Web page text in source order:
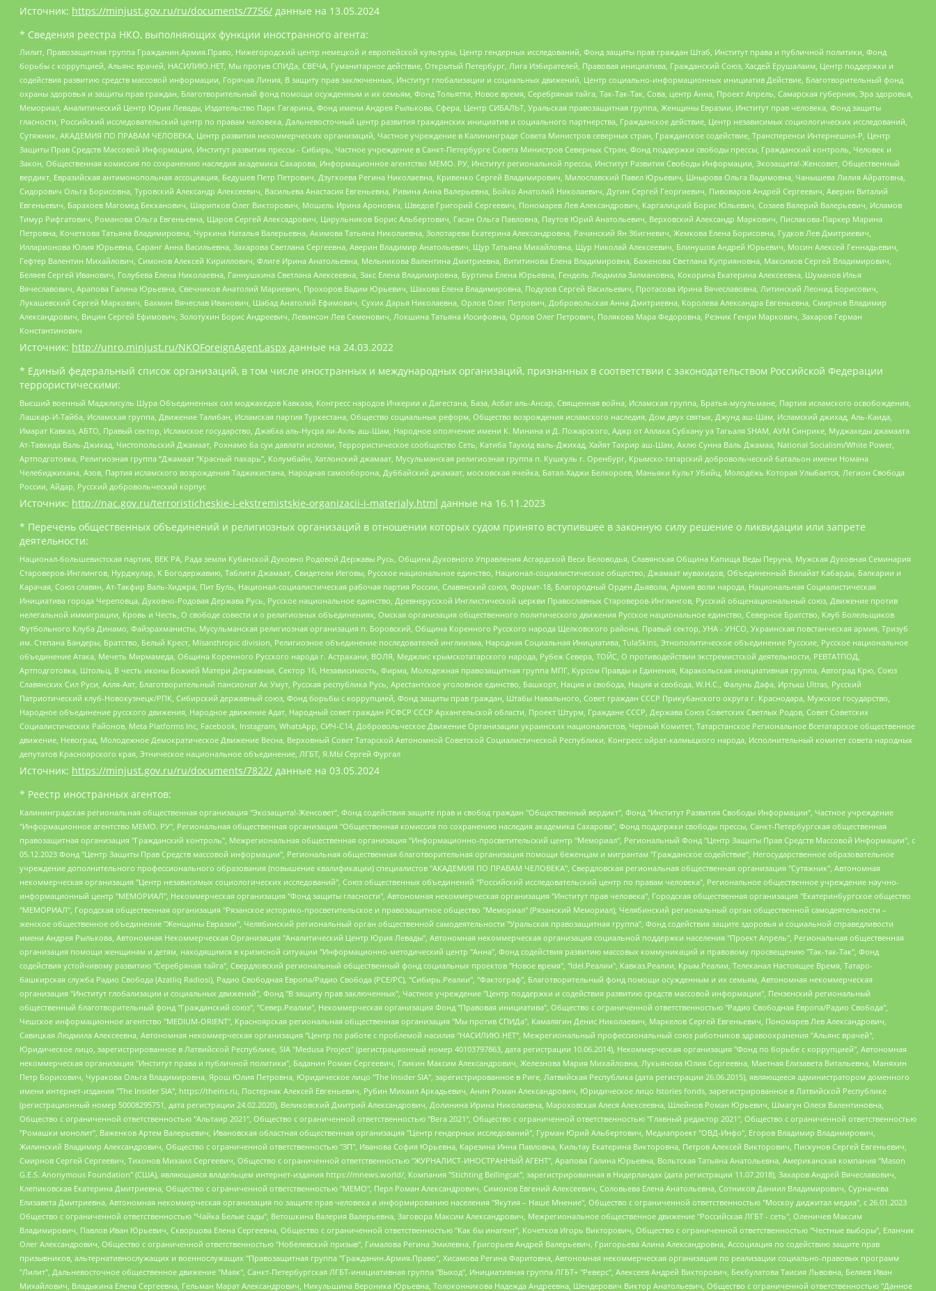
Источник: https://minjust.gov.ru/ru/documents/7756/ данные на 13.05.2024
* Сведения реестра НКО, выполняющих функции иностранного агента:
Лилит, Правозащитная группа Гражданин.Армия.Право, Нижегородский центр немецкой и европейской культуры, Центр гендерных исследований, Фонд защиты прав граждан Штаб, Институт права и публичной политики, Фонд
борьбы с коррупцией, Альянс врачей, НАСИЛИЮ.НЕТ, Мы против СПИДа, СВЕЧА, Гуманитарное действие, Открытый Петербург, Лига Избирателей, Правовая инициатива, Гражданский Союз, Хасдей Ерушалаим, Центр поддержки и
содействия развитию средств массовой информации, Горячая Линия, В защиту прав заключенных, Институт глобализации и социальных движений, Центр социально-информационных инициатив Действие, Благотворительный фонд
охраны здоровья и защиты прав граждан, Благотворительный фонд помощи осужденным и их семьям, Фонд Тольятти, Новое время, Серебряная тайга, Так-Так-Так, Сова, центр Анна, Проект Апрель, Самарская губерния, Эра здоровья,
Мемориал, Аналитический Центр Юрия Левады, Издательство Парк Гагарина, Фонд имени Андрея Рылькова, Сфера, Центр СИБАЛЬТ, Уральская правозащитная группа, Женщины Евразии, Институт прав человека, Фонд защиты
гласности, Российский исследовательский центр по правам человека, Дальневосточный центр развития гражданских инициатив и социального партнерства, Гражданское действие, Центр независимых социологических исследований,
Сутяжник, АКАДЕМИЯ ПО ПРАВАМ ЧЕЛОВЕКА, Центр развития некоммерческих организаций, Частное учреждение в Калининграде Совета Министров северных стран, Гражданское содействие, Трансперенси Интернешнл-Р, Центр
Защиты Прав Средств Массовой Информации, Институт развития прессы - Сибирь, Частное учреждение в Санкт-Петербурге Совета Министров Северных Стран, Фонд поддержки свободы прессы, Гражданский контроль, Человек и
Закон, Общественная комиссия по сохранению наследия академика Сахарова, Информационное агентство МЕМО. РУ, Институт региональной прессы, Институт Развития Свободы Информации, Экозащита!-Женсовет, Общественный
вердикт, Евразийская антимонопольная ассоциация, Бедушев Петр Петрович, Дзугкоева Регина Николаевна, Кривенко Сергей Владимирович, Милославский Павел Юрьевич, Шнырова Ольга Вадимовна, Чанышева Лилия Айратовна,
Сидорович Ольга Борисовна, Туровский Александр Алексеевич, Васильева Анастасия Евгеньевна, Ривина Анна Валерьевна, Бойко Анатолий Николаевич, Дугин Сергей Георгиевич, Пивоваров Андрей Сергеевич, Аверин Виталий
Евгеньевич, Барахоев Магомед Бекханович, Шарипков Олег Викторович, Мошель Ирина Ароновна, Шведов Григорий Сергеевич, Пономарев Лев Александрович, Каргалицкий Борис Юльевич, Созаев Валерий Валерьевич, Исламов
Тимур Рифгатович, Романова Ольга Евгеньевна, Щаров Сергей Алексадрович, Цирульников Борис Альбертович, Гасан Ольга Павловна, Паутов Юрий Анатольевич, Верховский Александр Маркович, Пислакова-Паркер Марина
Петровна, Кочеткова Татьяна Владимировна, Чуркина Наталья Валерьевна, Акимова Татьяна Николаевна, Золотарева Екатерина Александровна, Рачинский Ян Збигневич, Жемкова Елена Борисовна, Гудков Лев Дмитриевич,
Илларионова Юлия Юрьевна, Саранг Анна Васильевна, Захарова Светлана Сергеевна, Аверин Владимир Анатольевич, Щур Татьяна Михайловна, Щур Николай Алексеевич, Блинушов Андрей Юрьевич, Мосин Алексей Геннадьевич,
Гефтер Валентин Михайлович, Симонов Алексей Кириллович, Флиге Ирина Анатольевна, Мельникова Валентина Дмитриевна, Вититинова Елена Владимировна, Баженова Светлана Куприяновна, Максимов Сергей Владимирович,
Беляев Сергей Иванович, Голубева Елена Николаевна, Ганнушкина Светлана Алексеевна, Закс Елена Владимировна, Буртина Елена Юрьевна, Гендель Людмила Залмановна, Кокорина Екатерина Алексеевна, Шуманов Илья
Вячеславович, Арапова Галина Юрьевна, Свечников Анатолий Мариевич, Прохоров Вадим Юрьевич, Шахова Елена Владимировна, Подузов Сергей Васильевич, Протасова Ирина Вячеславовна, Литинский Леонид Борисович,
Лукашевский Сергей Маркович, Бахмин Вячеслав Иванович, Шабад Анатолий Ефимович, Сухих Дарья Николаевна, Орлов Олег Петрович, Добровольская Анна Дмитриевна, Королева Александра Евгеньевна, Смирнов Владимир
Александрович, Вицин Сергей Ефимович, Золотухин Борис Андреевич, Левинсон Лев Семенович, Локшина Татьяна Иосифовна, Орлов Олег Петрович, Полякова Мара Федоровна, Резник Генри Маркович, Захаров Герман
Константинович
Источник: http://unro.minjust.ru/NKOForeignAgent.aspx данные на 24.03.2022
* Единый федеральный список организаций, в том числе иностранных и международных организаций, признанных в соответствии с законодательством Российской Федерации
террористическими:
Высший военный Маджлисуль Шура Объединенных сил моджахедов Кавказа, Конгресс народов Ичкерии и Дагестана, База, Асбат аль-Ансар, Священная война, Исламская группа, Братья-мусульмане, Партия исламского освобождения,
Лашкар-И-Тайба, Исламская группа, Движение Талибан, Исламская партия Туркестана, Общество социальных реформ, Общество возрождения исламского наследия, Дом двух святых, Джунд аш-Шам, Исламский джихад, Аль-Каида,
Имарат Кавказ, АБТО, Правый сектор, Исламское государство, Джабха аль-Нусра ли-Ахль аш-Шам, Народное ополчение имени К. Минина и Д. Пожарского, Аджр от Аллаха Субхану уа Тагьаля SHAM, АУМ Синрике, Муджахеды джамаата
Ат-Тавхида Валь-Джихад, Чистопольский Джамаат, Рохнамо ба суи давлати исломи, Террористическое сообщество Сеть, Катиба Таухид валь-Джихад, Хайят Тахрир аш-Шам, Ахлю Сунна Валь Джамаа, National Socialism/White Power,
Артподготовка, Религиозная группа “Джамаат “Красный пахарь”, Колумбайн, Хатлонский джамаат, Мусульманская религиозная группа п. Кушкуль г. Оренбург, Крымско-татарский добровольческий батальон имени Номана
Челебиджихана, Азов, Партия исламского возрождения Таджикистана, Народная самооборона, Дуббайский джамаат, московская ячейка, Батал-Хаджи Белхороев, Маньяки Культ Убийц, Молодёжь Которая Улыбается, Легион Свобода
России, Айдар, Русский добровольческий корпус
Источник: http://nac.gov.ru/terroristicheskie-i-ekstremistskie-organizacii-i-materialy.html данные на 16.11.2023
* Перечень общественных объединений и религиозных организаций в отношении которых судом принято вступившее в законную силу решение о ликвидации или запрете
деятельности:
Национал-большевистская партия, ВЕК РА, Рада земли Кубанской Духовно Родовой Державы Русь, Община Духовного Управления Асгардской Веси Беловодья, Славянская Община Капища Веды Перуна, Мужская Духовная Семинария
Староверов-Инглингов, Нурджулар, К Богодержавию, Таблиги Джамаат, Свидетели Иеговы, Русское национальное единство, Национал-социалистическое общество, Джамаат мувахидов, Объединенный Вилайат Кабарды, Балкарии и
Карачая, Союз славян, Ат-Такфир Валь-Хиджра, Пит Буль, Национал-социалистическая рабочая партия России, Славянский союз, Формат-18, Благородный Орден Дьявола, Армия воли народа, Национальная Социалистическая
Инициатива города Череповца, Духовно-Родовая Держава Русь, Русское национальное единство, Древнерусской Инглистической церкви Православных Староверов-Инглингов, Русский общенациональный союз, Движение против
нелегальной иммиграции, Кровь и Честь, О свободе совести и о религиозных объединениях, Омская организация общественного политического движения Русское национальное единство, Северное Братство, Клуб Болельщиков
Футбольного Клуба Динамо, Файзрахманисты, Мусульманская религиозная организация п. Боровский, Община Коренного Русского народа Щелковского района, Правый сектор, УНА - УНСО, Украинская повстанческая армия, Тризуб
им. Степана Бандеры, Братство, Белый Крест, Misanthropic division, Религиозное объединение последователей инглиизма, Народная Социальная Инициатива, TulaSkins, Этнополитическое объединение Русские, Русское национальное
объединение Атака, Мечеть Мирмамеда, Община Коренного Русского народа г. Астрахани, ВОЛЯ, Меджлис крымскотатарского народа, Рубеж Севера, ТОЙС, О противодействии экстремистской деятельности, РЕВТАТПОД,
Артподготовка, Штольц, В честь иконы Божией Матери Державная, Сектор 16, Независимость, Фирма, Молодежная правозащитная группа МПГ, Курсом Правды и Единения, Каракольская инициативная группа, Автоград Крю, Союз
Славянских Сил Руси, Алля-Аят, Благотворительный пансионат Ак Умут, Русская республика Русь, Арестантское уголовное единство, Башкорт, Нация и свобода, Нация и свобода, W.H.С., Фалунь Дафа, Иртыш Ultras, Русский
Патриотический клуб-Новокузнецк/РПК, Сибирский державный союз, Фонд борьбы с коррупцией, Фонд защиты прав граждан, Штабы Навального, Совет граждан СССР Прикубанского округа г. Краснодара, Мужское государство,
Народное объединение русского движения, Народное движение Адат, Народный совет граждан РСФСР СССР Архангельской области, Проект Штурм, Граждане СССР, Держава Союз Советских Светлых Родов, Совет Советских
Социалистических Районов, Meta Platforms Inc, Facebook, Instagram, WhatsApp, СИЧ-С14, Добровольческое Движение Организации украинских националистов, Черный Комитет, Татарстанское Региональное Всетатарское общественное
движение, Невоград, Молодежное Демократическое Движение Весна, Верховный Совет Татарской Автономной Советской Социалистической Республики, Конгресс ойрат-калмыцкого народа, Исполнительный комитет совета народных
депутатов Красноярского края, Этническое национальное объединение, ЛГБТ, Я.МЫ Сергей Фургал
Источник: https://minjust.gov.ru/ru/documents/7822/ данные на 03.05.2024
* Реестр иностранных агентов:
Калининградская региональная общественная организация "Экозащита!-Женсовет", Фонд содействия защите прав и свобод граждан "Общественный вердикт", Фонд "Институт Развития Свободы Информации", Частное учреждение "Информационное агентство МЕМО. РУ", Региональная общественная организация "Общественная комиссия по сохранению наследия академика Сахарова", Фонд поддержки свободы прессы, Санкт-Петербургская общественная правозащитная организация "Гражданский контроль", Межрегиональная общественная организация "Информационно-просветительский центр "Мемориал", Региональный Фонд "Центр Защиты Прав Средств Массовой Информации", с 05.12.2023 Фонд "Центр Защиты Прав Средств массовой информации", Региональная общественная благотворительная организация помощи беженцам и мигрантам "Гражданское содействие", Негосударственное образовательное учреждение дополнительного профессионального образования (повышение квалификации) специалистов "АКАДЕМИЯ ПО ПРАВАМ ЧЕЛОВЕКА", Свердловская региональная общественная организация "Сутяжник", Автономная некоммерческая организация "Центр независимых социологических исследований", Союз общественных объединений "Российский исследовательский центр по правам человека", Региональное общественное учреждение научно-информационный центр "МЕМОРИАЛ", Некоммерческая организация "Фонд защиты гласности", Автономная некоммерческая организация "Институт прав человека", Городская общественная организация "Екатеринбургское общество "МЕМОРИАЛ", Городская общественная организация "Рязанское историко-просветительское и правозащитное общество "Мемориал" (Рязанский Мемориал), Челябинский региональный орган общественной самодеятельности – женское общественное объединение "Женщины Евразии", Челябинский региональный орган общественной самодеятельности "Уральская правозащитная группа", Фонд содействия защите здоровья и социальной справедливости имени Андрея Рылькова, Автономная Некоммерческая Организация "Аналитический Центр Юрия Левады", Автономная некоммерческая организация социальной поддержки населения "Проект Апрель", Региональная общественная организация помощи женщинам и детям, находящимся в кризисной ситуации "Информационно-методический центр "Анна", Фонд содействия развитию массовых коммуникаций и правовому просвещению "Так-так-Так", Фонд содействия устойчивому развитию "Серебряная тайга", Свердловский региональный общественный фонд социальных проектов "Новое время", "Idel.Реалии", Кавказ.Реалии, Крым.Реалии, Телеканал Настоящее Время, Татаро-башкирская служба Радио Свобода (Azatliq Radiosi), Радио Свободная Европа/Радио Свобода (PCE/PC), "Сибирь.Реалии", "Фактограф", Благотворительный фонд помощи осужденным и их семьям, Автономная некоммерческая организация "Институт глобализации и социальных движений", Фонд "В защиту прав заключенных", Частное учреждение "Центр поддержки и содействия развитию средств массовой информации", Пензенский региональный общественный благотворительный фонд "Гражданский союз", "Север.Реалии", Некоммерческая организация Фонд "Правовая инициатива", Общество с ограниченной ответственностью "Радио Свободная Европа/Радио Свобода", Чешское информационное агентство "MEDIUM-ORIENT", Красноярская региональная общественная организация "Мы против СПИДа", Камалягин Денис Николаевич, Маркелов Сергей Евгеньевич, Пономарев Лев Александрович, Савицкая Людмила Алексеевна, Автономная некоммерческая организация "Центр по работе с проблемой насилия "НАСИЛИЮ.НЕТ", Межрегиональный профессиональный союз работников здравоохранения "Альянс врачей", Юридическое лицо, зарегистрированное в Латвийской Республике, SIA "Medusa Project" (регистрационный номер 40103797863, дата регистрации 10.06.2014), Некоммерческая организация "Фонд по борьбе с коррупцией", Автономная некоммерческая организация "Институт права и публичной политики", Баданин Роман Сергеевич, Гликин Максим Александрович, Железнова Мария Михайловна, Лукьянова Юлия Сергеевна, Маетная Елизавета Витальевна, Маняхин Петр Борисович, Чуракова Ольга Владимировна, Ярош Юлия Петровна, Юридическое лицо "The Insider SIA", зарегистрированное в Риге, Латвийская Республика (дата регистрации 26.06.2015), являющееся администратором доменного имени интернет-издания "The Insider SIA", https://theins.ru, Постернак Алексей Евгеньевич, Рубин Михаил Аркадьевич, Анин Роман Александрович, Юридическое лицо Istories fonds, зарегистрированное в Латвийской Республике (регистрационный номер 50008295751, дата регистрации 24.02.2020), Великовский Дмитрий Александрович, Долинина Ирина Николаевна, Мароховская Алеся Алексеевна, Шлейнов Роман Юрьевич, Шмагун Олеся Валентиновна, Общество с ограниченной ответственностью "Альтаир 2021", Общество с ограниченной ответственностью "Вега 2021", Общество с ограниченной ответственностью "Главный редактор 2021", Общество с ограниченной ответственностью "Ромашки монолит", Важенков Артем Валерьевич, Ивановская областная общественная организация "Центр гендерных исследований", Гурман Юрий Альбертович, Медиапроект "ОВД-Инфо", Егоров Владимир Владимирович, Жилинский Владимир Александрович, Общество с ограниченной ответственностью "ЗП", Иванова София Юрьевна, Карезина Инна Павловна, Кильтау Екатерина Викторовна, Петров Алексей Викторович, Пискунов Сергей Евгеньевич, Смирнов Сергей Сергеевич, Тихонов Михаил Сергеевич, Общество с ограниченной ответственностью "ЖУРНАЛИСТ-ИНОСТРАННЫЙ АГЕНТ", Арапова Галина Юрьевна, Вольтская Татьяна Анатольевна, Американская компания "Mason G.E.S. Anonymous Foundation" (США), являющаяся владельцем интернет-издания https://mnews.world/, Компания "Stichting Bellingcat", зарегистрированная в Нидерландах (дата регистрации 11.07.2018), Захаров Андрей Вячеславович, Клепиковская Екатерина Дмитриевна, Общество с ограниченной ответственностью "МЕМО", Перл Роман Александрович, Симонов Евгений Алексеевич, Соловьева Елена Анатольевна, Сотников Даниил Владимирович, Сурначева Елизавета Дмитриевна, Автономная некоммерческая организация по защите прав человека и информированию населения "Якутия – Наше Мнение", Общество с ограниченной ответственностью "Москоу диджитал медиа", с 26.01.2023 Общество с ограниченной ответственностью "Чайка Белые сады", Ветошкина Валерия Валерьевна, Заговора Максим Александрович, Межрегиональное общественное движение "Российская ЛГБТ - сеть", Оленичев Максим Владимирович, Павлов Иван Юрьевич, Скворцова Елена Сергеевна, Общество с ограниченной ответственностью "Как бы инагент", Кочетков Игорь Викторович, Общество с ограниченной ответственностью "Честные выборы", Еланчик Олег Александрович, Общество с ограниченной ответственностью "Нобелевский призыв", Гималова Регина Эмилевна, Григорьев Андрей Валерьевич, Григорьева Алина Александровна, Ассоциация по содействию защите прав призывников, альтернативнослужащих и военнослужащих "Правозащитная группа "Гражданин.Армия.Право", Хисамова Регина Фаритовна, Автономная некоммерческая организация по реализации социально-правовых программ "Лилит", Дальневосточное общественное движение "Маяк", Санкт-Петербургская ЛГБТ-инициативная группа "Выход", Инициативная группа ЛГБТ+ "Реверс", Алексеев Андрей Викторович, Бекбулатова Таисия Львовна, Беляев Иван Михайлович, Владыкина Елена Сергеевна, Гельман Марат Александрович, Никульшина Вероника Юрьевна, Толоконникова Надежда Андреевна, Шендерович Виктор Анатольевич, Общество с ограниченной ответственностью "Данное сообщение", Общество с ограниченной ответственностью Издательский дом "Новая глава", Айнбиндер Александра Александровна, Московский комьюнити-центр для ЛГБТ+инициатив, Благотворительный фонд развития филантропии, Deutsche Welle (Германия, Kurt-Schumacher-Strasse 3, 53113 Bonn), Борзунова Мария Михайловна, Воробьев Виктор Викторович, Голубева Анна Львовна, Константинова Алла Михайловна, Малкова Ирина Владимировна, Мурадов Мурад Абдулгалимович, Осетинская Елизавета Николаевна, Понасенков Евгений Николаевич, Ганапольский Матвей Юрьевич, Киселев Евгений Алексеевич, Борухович Ирина Григорьевна, Дремин Иван Тимофеевич, Дубровский Дмитрий Викторович, Красноярская региональная общественная организация поддержки и развития альтернативных образовательных технологий и межкультурных коммуникаций "ИНТЕРРА", Маяковская Екатерина Алексеевна, Фейгин Марк Захарович, Филимонов Андрей Викторович, Дзугкоева Регина Николаевна, Доброхотов Роман Александрович, Дудь Юрий Александрович, Елкин Сергей Владимирович, Кругликов Кирилл Игоревич, Сабунаева Мария Леонидовна, Семенов Алексей Владимирович, Шаинян Карен Багратович, Шульман Екатерина Михайловна, Асафьев Артур Валерьевич, Вахштайн Виктор Семенович, Венедиктов Алексей Алексеевич, Лушникова Екатерина Евгеньевна, Волков Леонид Михайлович, Невзоров Александр Глебович, Пархоменко Сергей Борисович, Сироткин Ярослав Николаевич, Кара-Мурза Владимир Владимирович, Баранова Наталья Владимировна, Гозман Леонид Яковлевич, Кагарлицкий Борис Юльевич, Климарев Михаил Валерьевич, Милов Владимир Станиславович, Автономная некоммерческая организация Краснодарский центр современного искусства "Типография", Моргенштерн Алишер Тагирович, Соболь Любовь Эдуардовна, Общество с ограниченной ответственностью "ЛИЗА НОРМ", Каспаров Гарри Кимович, Ходорковский Михаил Борисович, Общество с ограниченной ответственностью "Апрельские тезисы", Данилович Ирина Брониславовна, Кашин Олег Владимирович, Петров Николай Владимирович, Пивоваров Алексей Владимирович, Соколов Михаил Владимирович, Цветкова Юлия Владимировна, Чичваркин Евгений Александрович, Комитет против пыток/Команда против пыток, Общество с ограниченной ответственностью "Первый научный", Общество с ограниченной ответственностью "Вертолет и ко", Белоцерковская Вероника Борисовна, Кац Максим Евгеньевич, Лазарева Татьяна Юрьевна, Шаведдинов Руслан Табризович, Яшин Илья Валерьевич, Общество с ограниченной ответственностью "Иноагент ААВ", Алешковский Дмитрий Петрович, Альбац Евгения Марковна, Быков Дмитрий Львович, Галямина Юлия Евгеньевна, Лойко Сергей Леонидович, Мартынов Кирилл Константинович, Медведев Сергей Александрович, Крашенинников Федор Геннадиевич, Гордеева Катерина Вл